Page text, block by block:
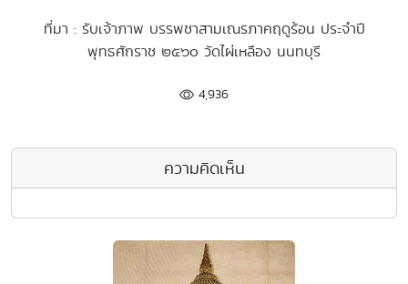
ที่มา : รับเจ้าภาพ บรรพชาสามเณรภาคฤดูร้อน ประจำปี
พุทธศักราช ๒๕๖๐ วัดไผ่เหลือง นนทบุรี
4,936
ความคิดเห็น